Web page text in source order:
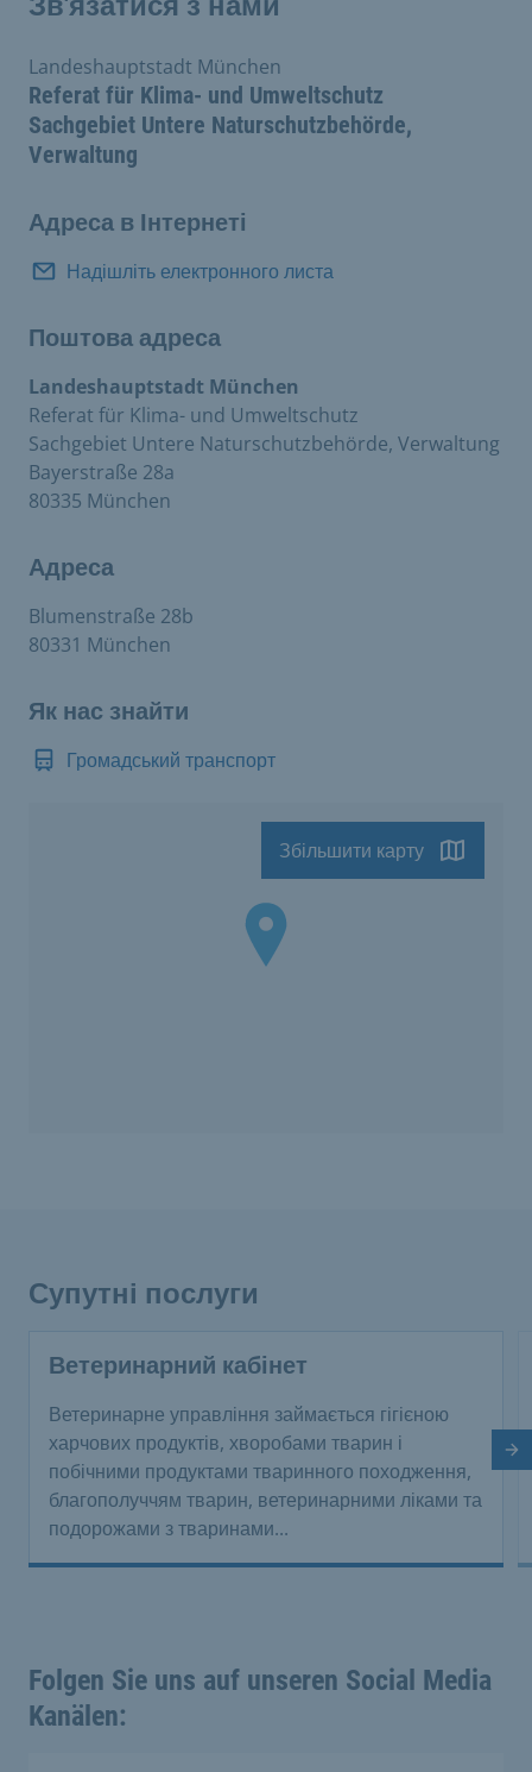
Referat für Klima- und Umweltschutz
Sachgebiet Untere Naturschutzbehörde,
Verwaltung
Landeshauptstadt München
Адреса в Інтернеті
Надішліть електронного листа
Поштова адреса
Landeshauptstadt München
Referat für Klima- und Umweltschutz
Sachgebiet Untere Naturschutzbehörde, Verwaltung
Bayerstraße 28a
80335 München
Адреса
Blumenstraße 28b
80331 München
Як нас знайти
Громадський транспорт
Збільшити карту
Супутні послуги
Ветеринарний кабінет
Ветеринарне управління займається гігієною
харчових продуктів, хворобами тварин і
побічними продуктами тваринного походження,
благополуччям тварин, ветеринарними ліками та
подорожами з тваринами...
Folgen Sie uns auf unseren Social Media
Kanälen: